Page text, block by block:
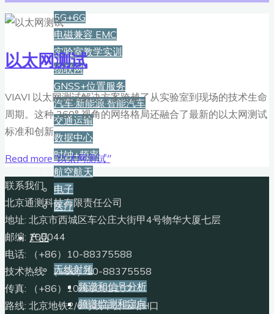
5G+6G
电磁兼容 EMC
实验室教学实训
物联网
GNSS+位置服务
汽车·新能源·智能汽车
交通运输
数据中心
时钟+频率
航空航天
电子
医疗
产品
无线射频
频谱和信号分析
频谱监测和定向
以太网测试
VIAVI 以太网测试解决方案跨越了从实验室到现场的技术生命
周期。这种 360° 视角的网络格局还融合了最新的以太网测试
标准和创新。
Read more"以太网测试"
联系我们
北京通测科技有限责任公司
地址: 北京市西城区车公庄大街甲4号物华大厦七层
邮编: 100044
电话: （+86）10-88375588
技术热线: （+86）10-88375558
传真: （+86）10-68002107
路线: 北京地铁2/6号线车公庄站H口